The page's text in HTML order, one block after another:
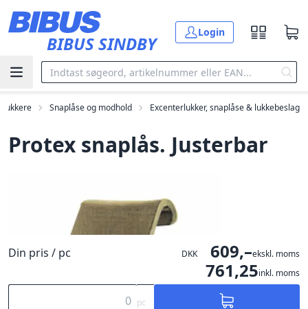
BIBUS SINDBY
Login
lukkere Snaplåse og modhold Excenterlukker, snaplåse & lukkebeslag
Protex snaplås. Justerbar
Din pris / pc DKK 609,–ekskl. moms
761,25inkl. moms
pc